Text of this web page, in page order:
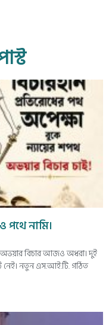
নামি।
বিচার আজও অধরা। দুই
নতুন এস.আই.টি. গঠিত